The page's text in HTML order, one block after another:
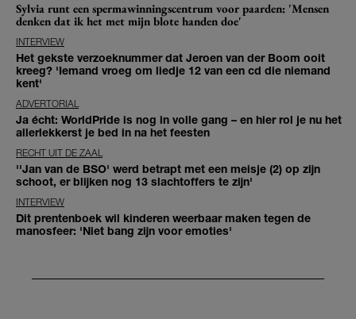
Sylvia runt een spermawinningscentrum voor paarden: 'Mensen
denken dat ik het met mijn blote handen doe'
INTERVIEW
Het gekste verzoeknummer dat Jeroen van der Boom ooit
kreeg? 'Iemand vroeg om liedje 12 van een cd die niemand
kent'
ADVERTORIAL
Ja écht: WorldPride is nog in volle gang – en hier rol je nu het
allerlekkerst je bed in na het feesten
RECHT UIT DE ZAAL
''Jan van de BSO' werd betrapt met een meisje (2) op zijn
schoot, er blijken nog 13 slachtoffers te zijn'
INTERVIEW
Dit prentenboek wil kinderen weerbaar maken tegen de
manosfeer: 'Niet bang zijn voor emoties'